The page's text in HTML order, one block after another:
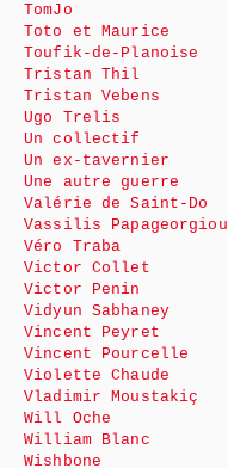
TomJo
Toto et Maurice
Toufik-de-Planoise
Tristan Thil
Tristan Vebens
Ugo Trelis
Un collectif
Un ex-tavernier
Une autre guerre
Valérie de Saint-Do
Vassilis Papageorgiou
Véro Traba
Victor Collet
Victor Penin
Vidyun Sabhaney
Vincent Peyret
Vincent Pourcelle
Violette Chaude
Vladimir Moustakiç
Will Oche
William Blanc
Wishbone